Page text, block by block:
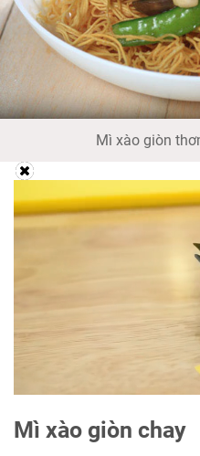
Mì xào giòn
Mì xào giòn chay